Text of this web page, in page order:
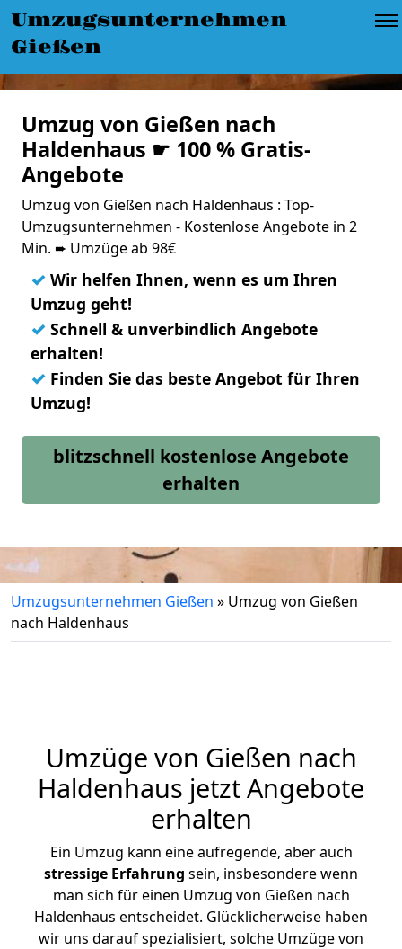
Umzugsunternehmen
Gießen
Umzug von Gießen nach
Haldenhaus ☛ 100 % Gratis-
Angebote
Umzug von Gießen nach Haldenhaus : Top-
Umzugsunternehmen - Kostenlose Angebote in 2
Min. ➨ Umzüge ab 98€
✓ Wir helfen Ihnen, wenn es um Ihren
Umzug geht!
✓ Schnell & unverbindlich Angebote
erhalten!
✓ Finden Sie das beste Angebot für Ihren
Umzug!
blitzschnell kostenlose Angebote
erhalten
Umzugsunternehmen Gießen » Umzug von Gießen
nach Haldenhaus
Umzüge von Gießen nach
Haldenhaus jetzt Angebote
erhalten
Ein Umzug kann eine aufregende, aber auch
stressige Erfahrung sein, insbesondere wenn
man sich für einen Umzug von Gießen nach
Haldenhaus entscheidet. Glücklicherweise haben
wir uns darauf spezialisiert, solche Umzüge von